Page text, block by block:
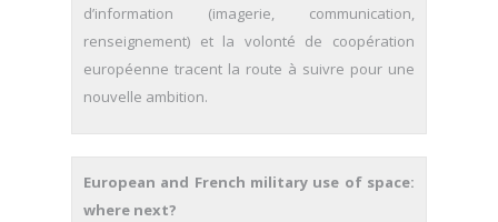
d’information (imagerie, communication,
renseignement) et la volonté de coopération
européenne tracent la route à suivre pour une
nouvelle ambition.
European and French military use of space:
where next?